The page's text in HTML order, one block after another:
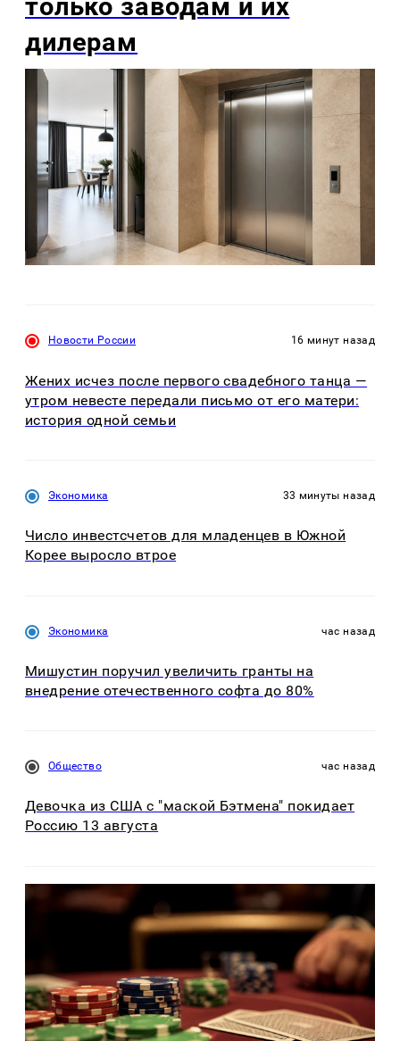
только заводам и их
дилерам
Новости России 16 минут назад
Жених исчез после первого свадебного танца —
утром невесте передали письмо от его матери:
история одной семьи
Экономика 33 минуты назад
Число инвестсчетов для младенцев в Южной
Корее выросло втрое
Экономика час назад
Мишустин поручил увеличить гранты на
внедрение отечественного софта до 80%
Общество час назад
Девочка из США с "маской Бэтмена" покидает
Россию 13 августа